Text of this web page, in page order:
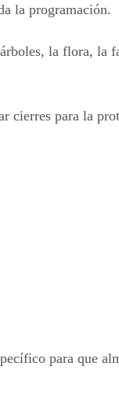
la programación.
la flora, la
cierres para la
para que